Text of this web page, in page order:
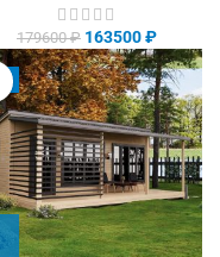
179600₽ 163500₽